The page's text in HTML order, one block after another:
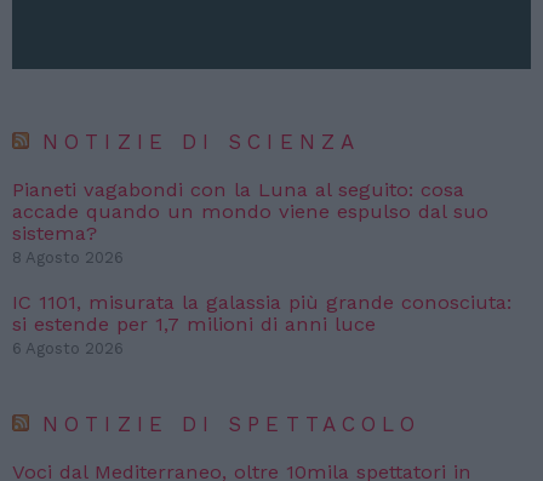
NOTIZIE DI SCIENZA
Pianeti vagabondi con la Luna al seguito: cosa
accade quando un mondo viene espulso dal suo
sistema?
8 Agosto 2026
IC 1101, misurata la galassia più grande conosciuta:
si estende per 1,7 milioni di anni luce
6 Agosto 2026
NOTIZIE DI SPETTACOLO
Voci dal Mediterraneo, oltre 10mila spettatori in